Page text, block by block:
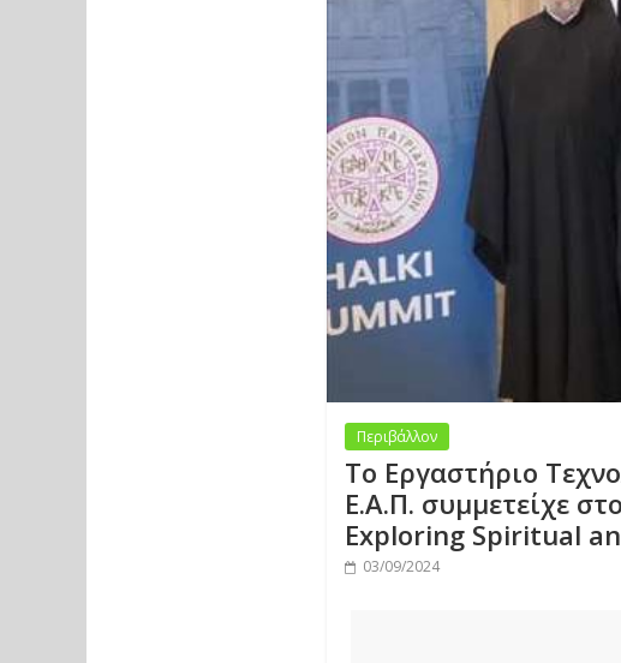
Περιβάλλον
Το Εργαστήριο
Ε.Α.Π. συμμετείχε
Exploring Spiritual
03/09/2024